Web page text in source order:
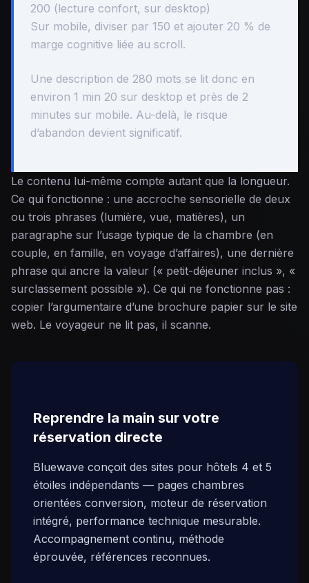
200 (lecture confort, sur desktop)
Sur mobile, diviser par 150 et ajouter 20 % de
marge cognitive liée au scroll.
Une description de 280 mots se lit donc en
environ 1 min 20 sur desktop et près de 2
minutes sur mobile. Au-delà, le risque
d’abandon devient significatif.
Le contenu lui-même compte autant que la longueur.
Ce qui fonctionne : une accroche sensorielle de deux
ou trois phrases (lumière, vue, matières), un
paragraphe sur l’usage typique de la chambre (en
couple, en famille, en voyage d’affaires), une dernière
phrase qui ancre la valeur (« petit-déjeuner inclus », «
surclassement possible »). Ce qui ne fonctionne pas :
copier l’argumentaire d’une brochure papier sur le site
web. Le voyageur ne lit pas, il scanne.
Reprendre la main sur votre
réservation directe
Bluewave conçoit des sites pour hôtels 4 et 5
étoiles indépendants — pages chambres
orientées conversion, moteur de réservation
intégré, performance technique mesurable.
Accompagnement continu, méthode
éprouvée, références reconnues.